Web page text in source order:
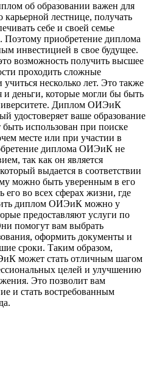
об образовании важен для
карьерной лестнице, получать
себе и своей семье
приобретение диплома
инвестицией в свое будущее.
возможность получить высшее
проходить сложные
несколько лет. Это также
и деньги, которые могли бы быть
Диплом ОИЭиК
удостоверяет ваше образование
использован при поиске
месте или при участии в
диплома ОИЭиК не
так как он является
выдается в соответствии
можно быть уверенным в его
его во всех сферах жизни, где
диплом ОИЭиК можно у
предоставляют услуги по
помогут вам выбрать
оформить документы и
сроки. Таким образом,
может стать отличным шагом
целей и улучшению
Это позволит вам
и стать востребованным